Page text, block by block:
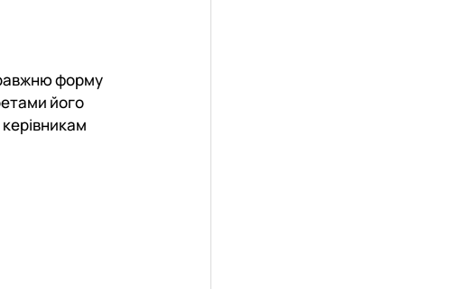
форму
його